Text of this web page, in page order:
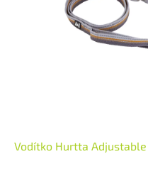
Vodítko Hurtta